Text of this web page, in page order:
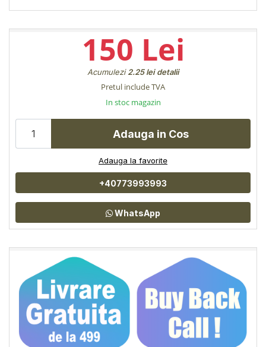
150 Lei
Acumulezi2.25 lei detalii
Pretul include TVA
In stoc magazin
Adauga in Cos
Adauga la favorite
+40773993993
WhatsApp